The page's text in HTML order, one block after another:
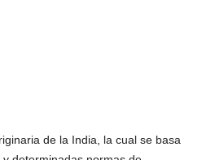
de la India, la cual se basa